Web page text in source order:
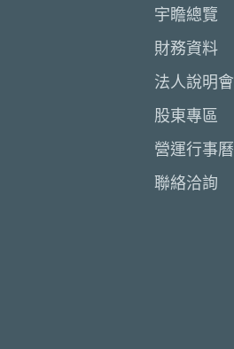
宇瞻總覽
財務資料
法人說明會
股東專區
營運行事曆
聯絡洽詢